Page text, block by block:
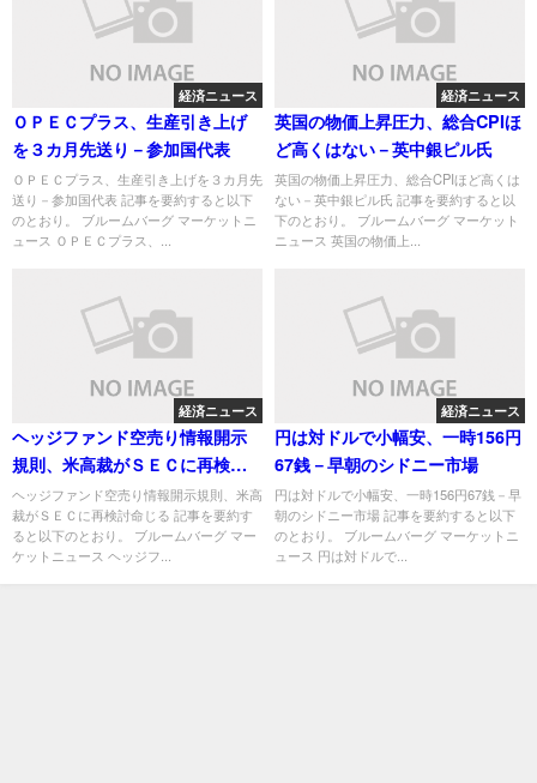
経済ニュース
ＯＰＥＣプラス、生産引き上げ
を３カ月先送り－参加国代表
ＯＰＥＣプラス、生産引き上げを３カ月先
送り－参加国代表 記事を要約すると以下
のとおり。 ブルームバーグ マーケットニ
ュース ＯＰＥＣプラス、...
経済ニュース
英国の物価上昇圧力、総合CPIほ
ど高くはない－英中銀ピル氏
英国の物価上昇圧力、総合CPIほど高くは
ない－英中銀ピル氏 記事を要約すると以
下のとおり。 ブルームバーグ マーケット
ニュース 英国の物価上...
経済ニュース
ヘッジファンド空売り情報開示
規則、米高裁がＳＥＣに再検討
命じる
ヘッジファンド空売り情報開示規則、米高
裁がＳＥＣに再検討命じる 記事を要約す
ると以下のとおり。 ブルームバーグ マー
ケットニュース ヘッジフ...
経済ニュース
円は対ドルで小幅安、一時156円
67銭－早朝のシドニー市場
円は対ドルで小幅安、一時156円67銭－早
朝のシドニー市場 記事を要約すると以下
のとおり。 ブルームバーグ マーケットニ
ュース 円は対ドルで...